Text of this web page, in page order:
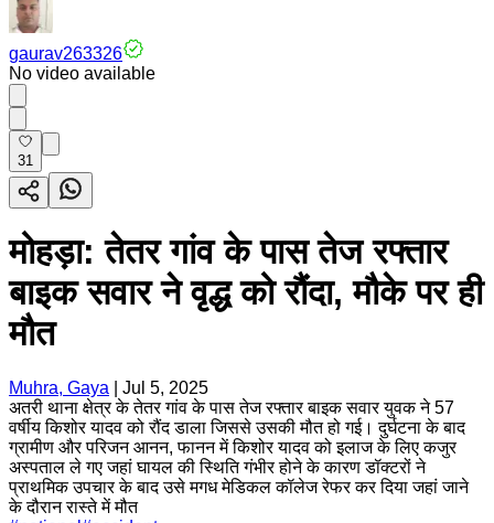
gaurav263326
No video available
31
मोहड़ा: तेतर गांव के पास तेज रफ्तार
बाइक सवार ने वृद्ध को रौंदा, मौके पर ही
मौत
Muhra, Gaya
Jul 5, 2025
अतरी थाना क्षेत्र के तेतर गांव के पास तेज रफ्तार बाइक सवार युवक ने 57
वर्षीय किशोर यादव को रौंद डाला जिससे उसकी मौत हो गई। दुर्घटना के बाद
ग्रामीण और परिजन आनन, फानन में किशोर यादव को इलाज के लिए कजुर
अस्पताल ले गए जहां घायल की स्थिति गंभीर होने के कारण डॉक्टरों ने
प्राथमिक उपचार के बाद उसे मगध मेडिकल कॉलेज रेफर कर दिया जहां जाने
के दौरान रास्ते में मौत